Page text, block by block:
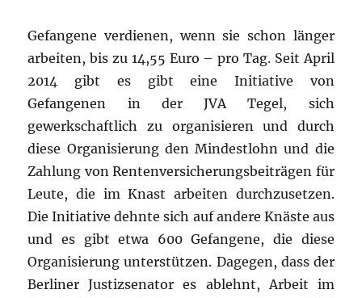
Gefangene verdienen, wenn sie schon länger
arbeiten, bis zu 14,55 Euro – pro Tag. Seit April
2014 gibt es gibt eine Initiative von
Gefangenen in der JVA Tegel, sich
gewerkschaftlich zu organisieren und durch
diese Organisierung den Mindestlohn und die
Zahlung von Rentenversicherungsbeiträgen für
Leute, die im Knast arbeiten durchzusetzen.
Die Initiative dehnte sich auf andere Knäste aus
und es gibt etwa 600 Gefangene, die diese
Organisierung unterstützen. Dagegen, dass der
Berliner Justizsenator es ablehnt, Arbeit im